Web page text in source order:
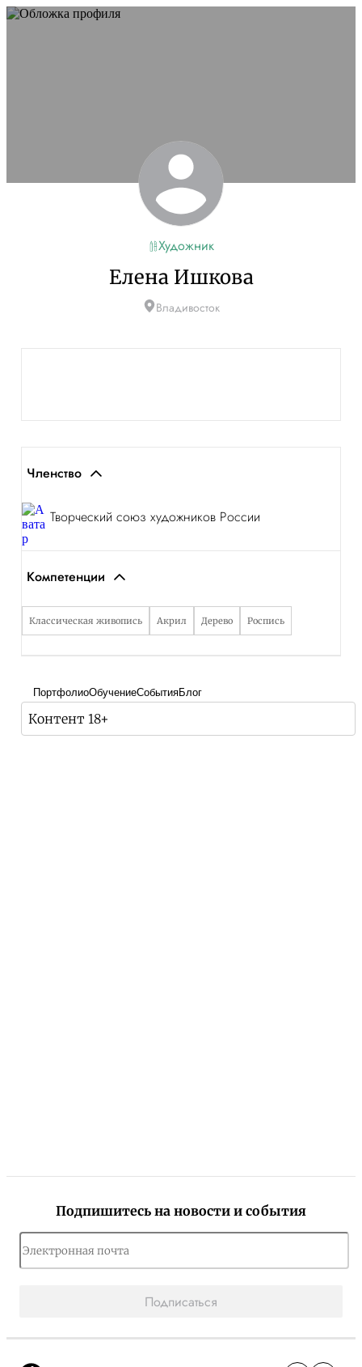
Художник
Елена Ишкова
Владивосток
Членство
Творческий союз художников России
Компетенции
Классическая живопись Акрил Дерево Роспись
ПортфолиоОбучениеСобытияБлог
Контент 18+
Подпишитесь на новости и события
Подписаться